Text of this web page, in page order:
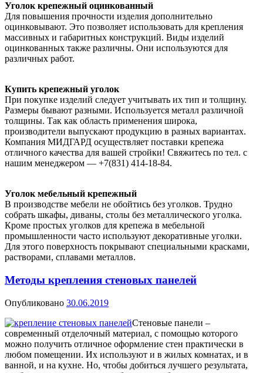
Уголок крепежный оцинкованный
Для повышения прочности изделия дополнительно
оцинковывают. Это позволяет использовать для крепления
массивных и габаритных конструкций. Виды изделий
оцинкованных также различны. Они используются для
различных работ.
Купить крепежный уголок
При покупке изделий следует учитывать их тип и толщину.
Размеры бывают разными. Используется металл различной
толщины. Так как область применения широка,
производители выпускают продукцию в разных вариантах.
Компания МИДГАРД осуществляет поставки крепежа
отличного качества для вашей стройки! Свяжитесь по тел. с
нашим менеджером — +7(831) 414-18-84.
Уголок мебельный крепежный
В производстве мебели не обойтись без уголков. Трудно
собрать шкафы, диваны, столы без металлического уголка.
Кроме простых уголков для крепежа в мебельной
промышленности часто используют декоративные уголки.
Для этого поверхность покрывают специальными красками,
растворами, сплавами металлов.
Методы крепления стеновых панелей
Опубликовано 30.06.2019
Стеновые панели –
современный отделочный материал, с помощью которого
можно получить отличное оформление стен практически в
любом помещении. Их используют и в жилых комнатах, и в
ванной, и на кухне. Но, чтобы добиться лучшего результата,